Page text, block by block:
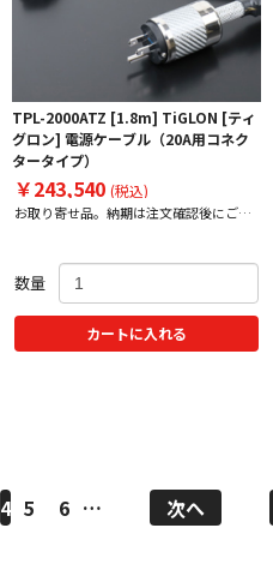
TPL-2000ATZ [1.8m] TiGLON [ティ
グロン] 電源ケーブル（20A用コネク
タータイプ）
￥243,540 (税込)
お取り寄せ品。納期は注文確認後にご案
数量
カートに入れる
4 5 6 … 次へ